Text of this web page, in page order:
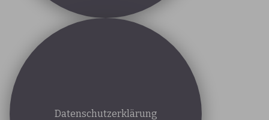
Datenschutzerklärung